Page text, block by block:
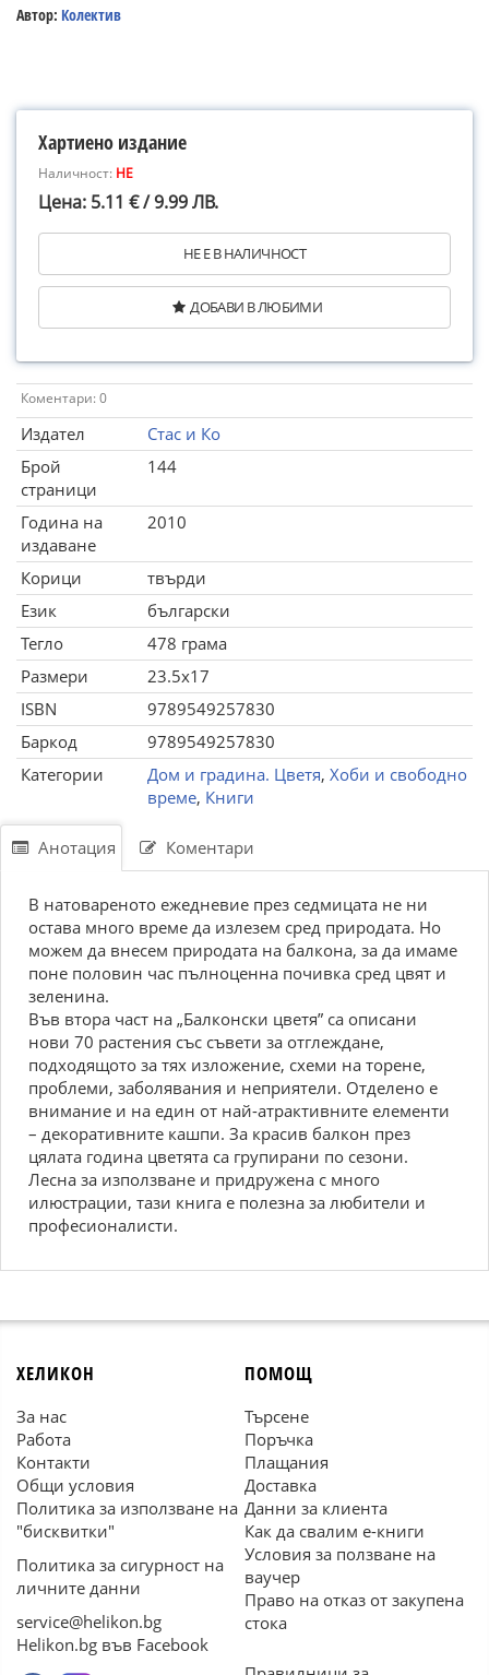
Автор: Колектив
Хартиено издание
Наличност: НЕ
Цена: 5.11 € / 9.99 ЛВ.
НЕ Е В НАЛИЧНОСТ
ДОБАВИ В ЛЮБИМИ
Коментари: 0
Издател
Стас и Ко
Брой
страници
144
Година на
издаване
2010
Корици
твърди
Език
български
Тегло
478 грама
Размери
23.5x17
ISBN
9789549257830
Баркод
9789549257830
Категории
Дом и градина. Цветя, Хоби и свободно
време, Книги
Анотация Коментари
В натовареното ежедневие през седмицата не ни
остава много време да излезем сред природата. Но
можем да внесем природата на балкона, за да имаме
поне половин час пълноценна почивка сред цвят и
зеленина.
Във втора част на „Балконски цветя” са описани
нови 70 растения със съвети за отглеждане,
подходящото за тях изложение, схеми на торене,
проблеми, заболявания и неприятели. Отделено е
внимание и на един от най-атрактивните елементи
– декоративните кашпи. За красив балкон през
цялата година цветята са групирани по сезони.
Лесна за използване и придружена с много
илюстрации, тази книга е полезна за любители и
професионалисти.
ХЕЛИКОН
За нас
Работа
Контакти
Общи условия
Политика за използване на
"бисквитки"
Политика за сигурност на
личните данни
service@helikon.bg
Helikon.bg във Facebook
ПОМОЩ
Търсене
Поръчка
Плащания
Доставка
Данни за клиента
Как да свалим е-книги
Условия за ползване на
ваучер
Право на отказ от закупена
стока